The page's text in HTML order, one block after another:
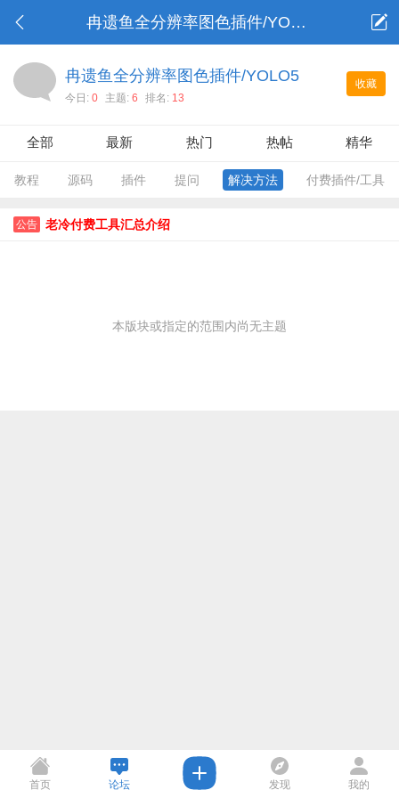
冉遗鱼全分辨率图色插件/YOLO5
收藏
冉遗鱼全分辨率图色插件/YOLO5
今日: 0 主题: 6 排名: 13
全部 最新 热门 热帖 精华
教程 源码 插件 提问 解决方法 付费插件/工具
公告 老冷付费工具汇总介绍
本版块或指定的范围内尚无主题
首页 论坛 发现 我的